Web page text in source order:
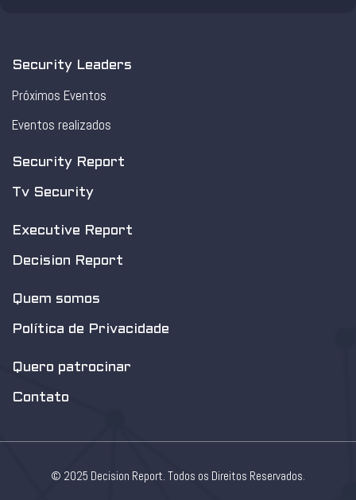
Security Leaders
Próximos Eventos
Eventos realizados
Security Report
Tv Security
Executive Report
Decision Report
Quem somos
Política de Privacidade
Quero patrocinar
Contato
© 2025 Decision Report. Todos os Direitos Reservados.